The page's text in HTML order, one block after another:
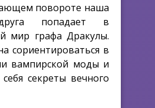
повороте наша
попадает в
мир графа Дракулы.
сориентироваться в
вампирской моды и
секреты вечного